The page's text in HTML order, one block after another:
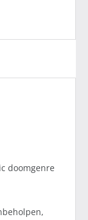
doomgenre